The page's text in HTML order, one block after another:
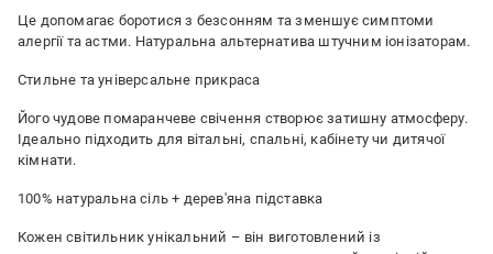
Це допомагає боротися з безсонням та зменшує симптоми
алергії та астми. Натуральна альтернатива штучним іонізаторам.
Стильне та універсальне прикраса
Його чудове помаранчеве свічення створює затишну атмосферу.
Ідеально підходить для вітальні, спальні, кабінету чи дитячої
кімнати.
100% натуральна сіль + дерев'яна підставка
Кожен світильник унікальний – він виготовлений із